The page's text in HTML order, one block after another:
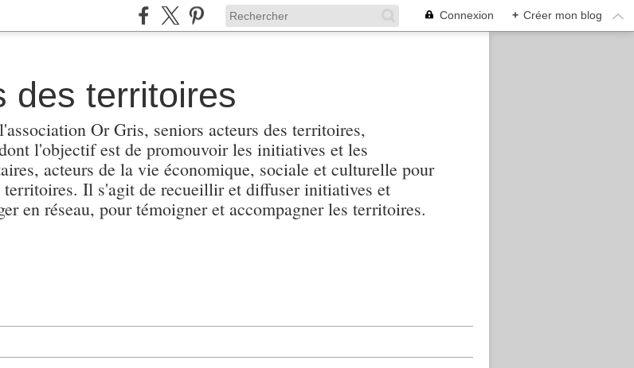
Connexion + Créer mon blog
des territoires
Or Gris, seniors acteurs des territoires,
l'objectif est de promouvoir les initiatives et les
acteurs de la vie économique, sociale et culturelle pour
Il s'agit de recueillir et diffuser initiatives et
en réseau, pour témoigner et accompagner les territoires.